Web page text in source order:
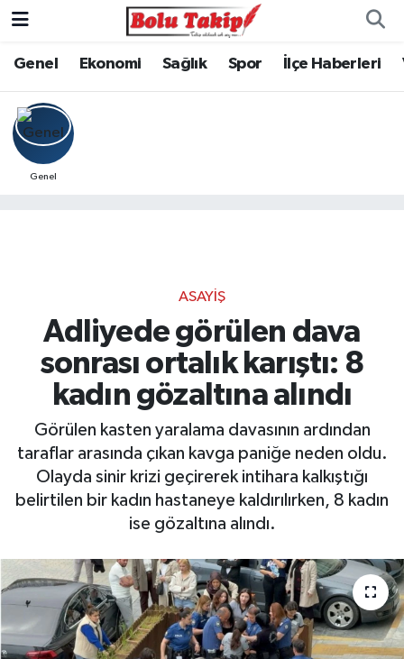
Genel Ekonomi Sağlık Spor İlçe Haberleri
Genel
ASAYIŞ
Adliyede görülen dava
sonrası ortalık karıştı: 8
kadın gözaltına alındı
Görülen kasten yaralama davasının ardından
taraflar arasında çıkan kavga paniğe neden oldu.
Olayda sinir krizi geçirerek intihara kalkıştığı
belirtilen bir kadın hastaneye kaldırılırken, 8 kadın
ise gözaltına alındı.